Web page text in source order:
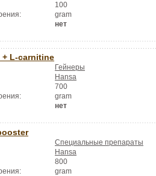
100
gram
нет
+ L-carnitine
Гейнеры
Hansa
700
gram
нет
Специальные препараты
Hansa
800
gram